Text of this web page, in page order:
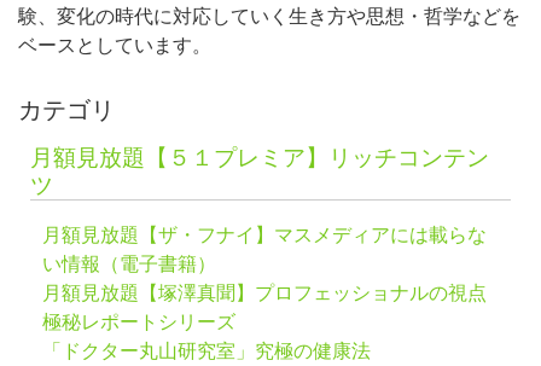
験、変化の時代に対応していく生き方や思想・哲学などを
ベースとしています。
カテゴリ
月額見放題【５１プレミア】リッチコンテン
ツ
月額見放題【ザ・フナイ】マスメディアには載らな
い情報（電子書籍）
月額見放題【塚澤真聞】プロフェッショナルの視点
極秘レポートシリーズ
「ドクター丸山研究室」究極の健康法